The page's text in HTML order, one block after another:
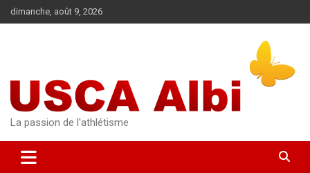
Aller
au
dimanche, août 9, 2026
La passion de l'athlétisme